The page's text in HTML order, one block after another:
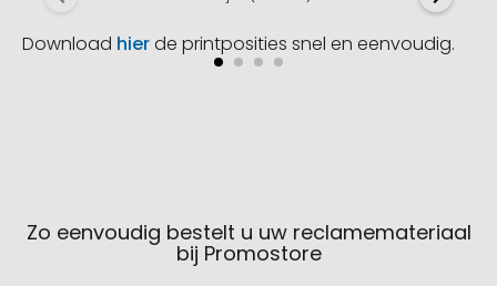
Download hierde printposities snel en eenvoudig.
Zo eenvoudig bestelt u uw reclamemateriaal
bij Promostore